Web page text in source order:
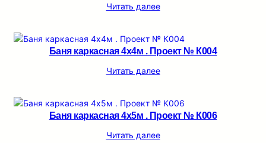
Читать далее
Баня каркасная 4х4м . Проект № К004
Читать далее
Баня каркасная 4х5м . Проект № К006
Читать далее